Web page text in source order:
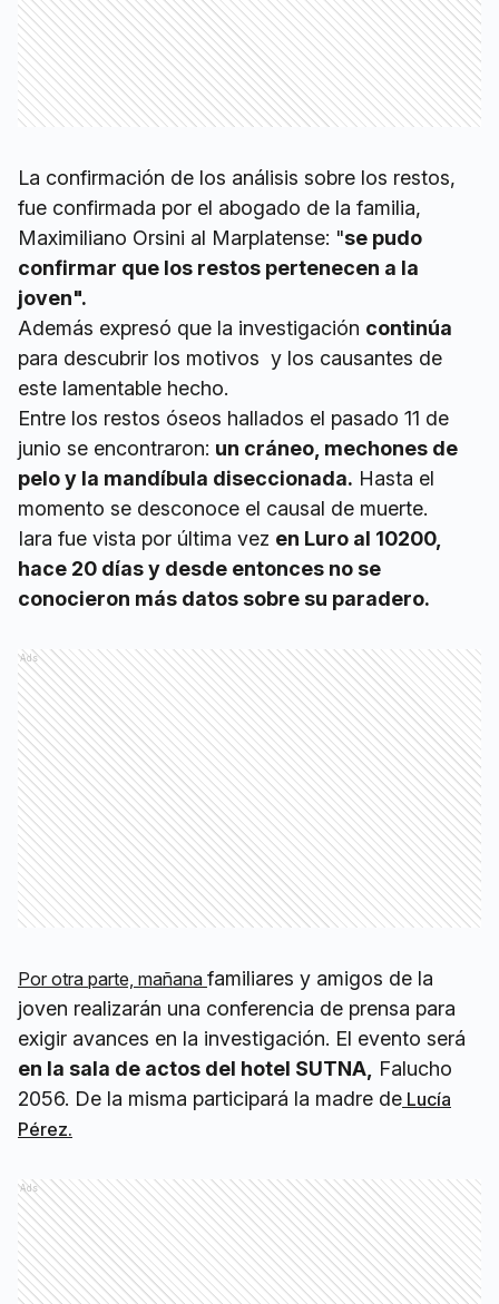
La confirmación de los análisis sobre los restos,
fue confirmada por el abogado de la familia,
Maximiliano Orsini al Marplatense: "se pudo
confirmar que los restos pertenecen a la
joven".
Además expresó que la investigación continúa
para descubrir los motivos y los causantes de
este lamentable hecho.
Entre los restos óseos hallados el pasado 11 de
junio se encontraron: un cráneo, mechones de
pelo y la mandíbula diseccionada. Hasta el
momento se desconoce el causal de muerte.
Iara fue vista por última vez en Luro al 10200,
hace 20 días y desde entonces no se
conocieron más datos sobre su paradero.
Ads
Por otra parte, mañana familiares y amigos de la
joven realizarán una conferencia de prensa para
exigir avances en la investigación. El evento será
en la sala de actos del hotel SUTNA,
Falucho
2056. De la misma participará la madre de Lucía
Pérez.
Ads